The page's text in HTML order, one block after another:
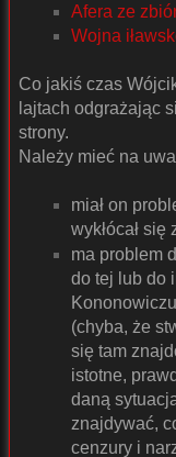
Afera ze
Wojna
Co jakiś czas
lajtach odgrażając
strony.
Należy mieć na
miał on
wykłócał
ma problem
do tej lub do
(chyba, że
się tam
istotne,
daną
znajdywać,
cenzury i